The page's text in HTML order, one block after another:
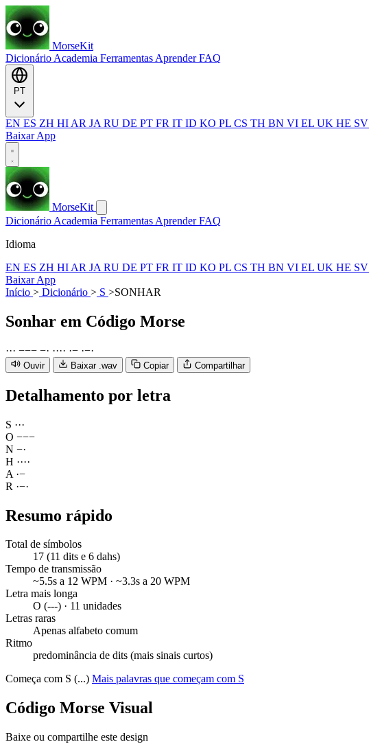
MorseKit
Dicionário Academia Ferramentas AprenderFAQ
EN ES ZH HI AR JA RU DE PT FR IT ID KO PL CS TH BN VI EL UK HE SV
Baixar App
MorseKit
Dicionário Academia Ferramentas AprenderFAQ
Idioma
EN ES ZH HI AR JA RU DE PT FR IT ID KO PL CS TH BN VI EL UK HE SV
Baixar App
Início > Dicionário > S >SONHAR
Sonhar em Código Morse
··· −−− −· ···· ·− ·−·
Ouvir Baixar .wav Copiar Compartilhar
Detalhamento por letra
S ···
O −−−
N −·
H ····
A ·−
R ·−·
Resumo rápido
Total de símbolos
17 (11 dits e 6 dahs)
Tempo de transmissão
~5.5s a 12 WPM · ~3.3s a 20 WPM
Letra mais longa
O (---) · 11 unidades
Letras raras
Apenas alfabeto comum
Ritmo
predominância de dits (mais sinais curtos)
Começa com S (...) Mais palavras que começam com S
Código Morse Visual
Baixe ou compartilhe este design